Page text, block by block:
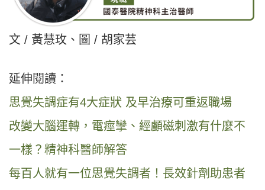
文 / 黃慧玫、圖 / 胡家芸
延伸閱讀：
思覺失調症有4大症狀 及早治療可重返職場
改變大腦運轉，電痙攣、經顱磁刺激有什麼不
一樣？精神科醫師解答
每百人就有一位思覺失調者！長效針劑助患者